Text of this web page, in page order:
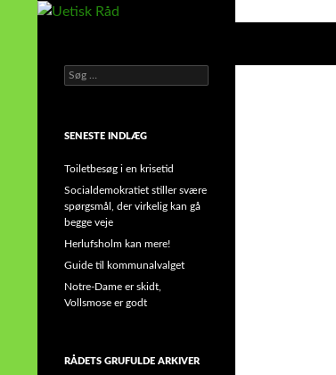
din stemme i et sygt, sygt samfund!
Søg
efter:
SENESTE INDLÆG
Toiletbesøg i en krisetid
Socialdemokratiet stiller svære
spørgsmål, der virkelig kan gå
begge veje
Herlufsholm kan mere!
Guide til kommunalvalget
Notre-Dame er skidt,
Vollsmose er godt
RÅDETS GRUFULDE ARKIVER